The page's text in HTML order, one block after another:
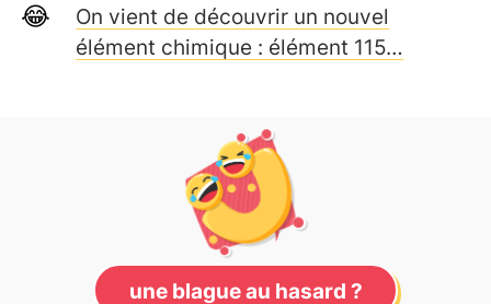
On vient de découvrir un nouvel
élément chimique : élément 115…
une blague au hasard ?